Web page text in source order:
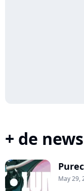
+ de
May 29,